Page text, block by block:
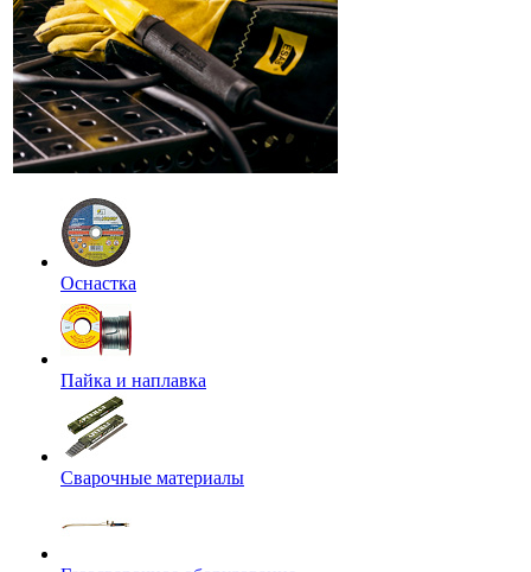
Оснастка
Пайка и наплавка
Сварочные материалы